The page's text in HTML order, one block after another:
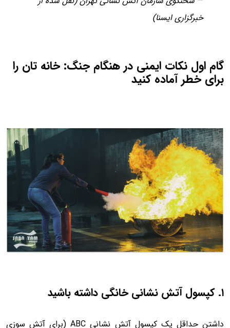
خبرگزاری ایسنا)
گام اول نکات ایمنی در هنگام جنگ: خانه تان را
برای خطر آماده کنید
۱. کپسول آتش نشانی خانگی داشته باشید
داشتن حداقل یک کپسول آتش نشانی ABC (برای آتش سوزی